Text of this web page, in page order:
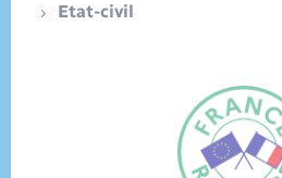
Etat-civil